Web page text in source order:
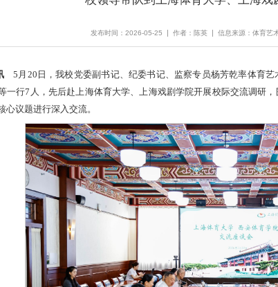
发布时间：2026-05-25 作者：陈英 信息来源：体育艺
5月20日，我校党委副书记、纪委书记、监察专员杨芳乾率体育
一行7人，先后赴上海体育大学、上海戏剧学院开展校际交流调研
心议题进行深入交流。